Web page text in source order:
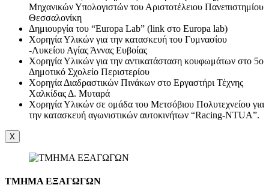
Μηχανικών Υπολογιστών του Αριστοτέλειου Πανεπιστημίου
Θεσσαλονίκη
Δημιουργία του “Europa Lab” (link στο Europa lab)
Χορηγία Υλικών για την κατασκευή του Γυμνασίου
-Λυκείου Αγίας Άννας Ευβοίας
Χορηγία Υλικών για την αντικατάσταση κουφωμάτων στο 5ο
Δημοτικό Σχολείο Περιστερίου
Χορηγία Διαδραστικών Πινάκων στο Εργαστήρι Τέχνης
Χαλκίδας Δ. Μυταρά
Χορηγία Υλικών σε ομάδα του Μετσόβιου Πολυτεχνείου για
την κατασκευή αγωνιστικών αυτοκινήτων “Racing-NTUA”.
X
ΤΜΗΜΑ ΕΞΑΓΩΓΩΝ